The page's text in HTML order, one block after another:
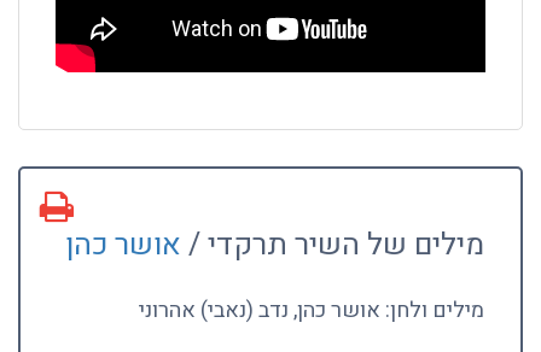
מילים של השיר תרקדי /אושר כהן
מילים ולחן: אושר כהן, נדב (נאבי) אהרוני